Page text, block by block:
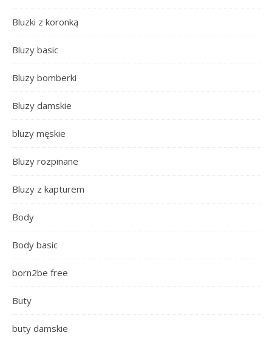
Bluzki z koronką
Bluzy basic
Bluzy bomberki
Bluzy damskie
bluzy męskie
Bluzy rozpinane
Bluzy z kapturem
Body
Body basic
born2be free
Buty
buty damskie